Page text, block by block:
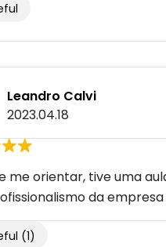
Leandro Calvi
2023.04.18
me orientar, tive uma
da
(1)